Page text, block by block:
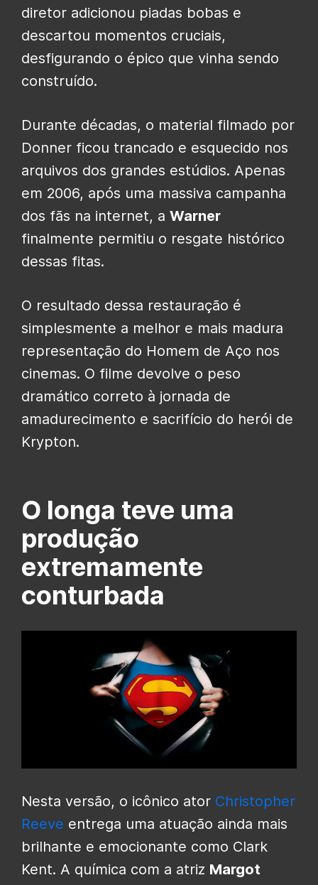
diretor adicionou piadas bobas e
descartou momentos cruciais,
desfigurando o épico que vinha sendo
construído.
Durante décadas, o material filmado por
Donner ficou trancado e esquecido nos
arquivos dos grandes estúdios. Apenas
em 2006, após uma massiva campanha
dos fãs na internet, a Warner
finalmente permitiu o resgate histórico
dessas fitas.
O resultado dessa restauração é
simplesmente a melhor e mais madura
representação do Homem de Aço nos
cinemas. O filme devolve o peso
dramático correto à jornada de
amadurecimento e sacrifício do herói de
Krypton.
O longa teve uma
produção
extremamente
conturbada
Nesta versão, o icônico ator Christopher
Reeve entrega uma atuação ainda mais
brilhante e emocionante como Clark
Kent. A química com a atriz Margot